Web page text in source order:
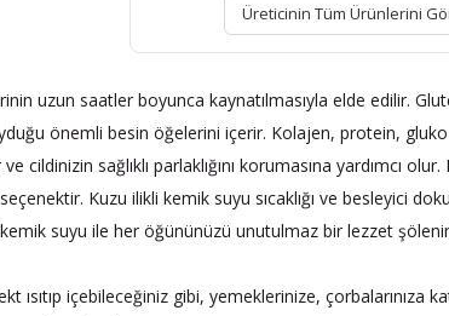
Üreticinin Tüm Ürünlerini
uzun saatler boyunca kaynatılmasıyla elde edilir.
önemli besin öğelerini içerir. Kolajen, protein,
sağlıklı parlaklığını korumasına yardımcı
Kuzu ilikli kemik suyu sıcaklığı ve besleyici
kemik suyu ile her öğününüzü unutulmaz bir lezzet
içebileceğiniz gibi, yemeklerinize, çorbalarınıza